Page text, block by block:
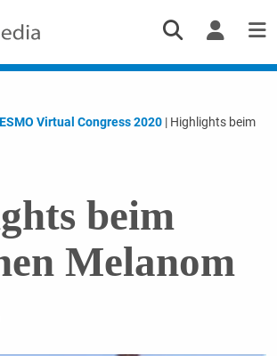
ESMO Virtual Congress 2020| Highlights beim
beim
Melanom